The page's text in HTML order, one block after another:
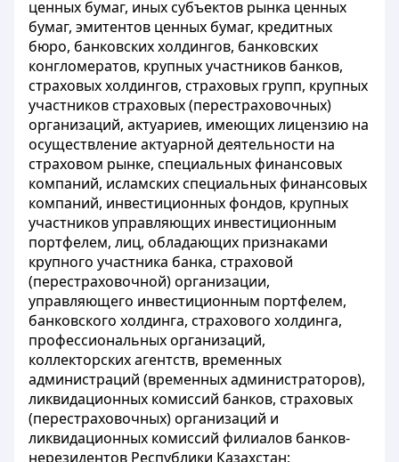
ценных бумаг, иных субъектов рынка ценных
бумаг, эмитентов ценных бумаг, кредитных
бюро, банковских холдингов, банковских
конгломератов, крупных участников банков,
страховых холдингов, страховых групп, крупных
участников страховых (перестраховочных)
организаций, актуариев, имеющих лицензию на
осуществление актуарной деятельности на
страховом рынке, специальных финансовых
компаний, исламских специальных финансовых
компаний, инвестиционных фондов, крупных
участников управляющих инвестиционным
портфелем, лиц, обладающих признаками
крупного участника банка, страховой
(перестраховочной) организации,
управляющего инвестиционным портфелем,
банковского холдинга, страхового холдинга,
профессиональных организаций,
коллекторских агентств, временных
администраций (временных администраторов),
ликвидационных комиссий банков, страховых
(перестраховочных) организаций и
ликвидационных комиссий филиалов банков-
нерезидентов Республики Казахстан;